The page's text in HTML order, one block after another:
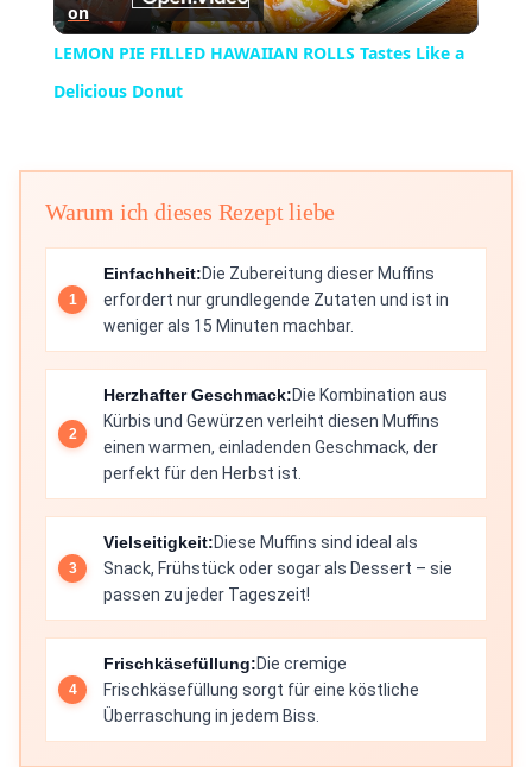
Video
on
LEMON PIE FILLED HAWAIIAN ROLLS Tastes Like a
Delicious Donut
Warum ich dieses Rezept liebe
Einfachheit:Die Zubereitung dieser Muffins
erfordert nur grundlegende Zutaten und ist in
weniger als 15 Minuten machbar.
Herzhafter Geschmack:Die Kombination aus
Kürbis und Gewürzen verleiht diesen Muffins
einen warmen, einladenden Geschmack, der
perfekt für den Herbst ist.
Vielseitigkeit:Diese Muffins sind ideal als
Snack, Frühstück oder sogar als Dessert – sie
passen zu jeder Tageszeit!
Frischkäsefüllung:Die cremige
Frischkäsefüllung sorgt für eine köstliche
Überraschung in jedem Biss.